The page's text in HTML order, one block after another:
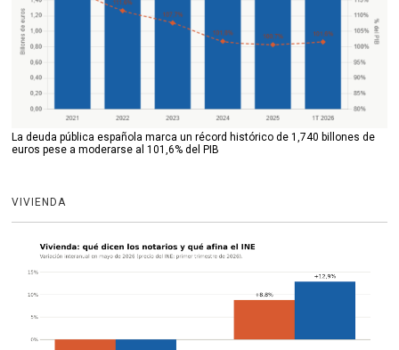
La deuda pública española marca un récord histórico de 1,740 billones de
euros pese a moderarse al 101,6% del PIB
VIVIENDA